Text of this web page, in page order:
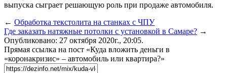
выпуска сыграет решающую роль при продаже автомобиля.
← Обработка текстолита на станках с ЧПУ
Где заказать натяжные потолки с установкой в Самаре? →
Опубликовано: 27 октября 2020г., 20:05.
Прямая ссылка на пост «Куда вложить деньги в
«коронакризис» – автомобиль или квартира?»